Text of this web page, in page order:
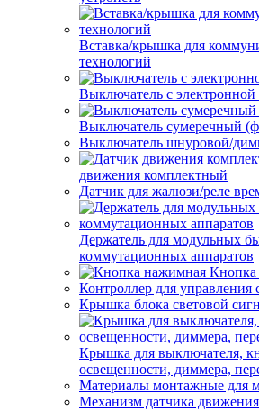
Вставка/крышка для
технологий
Выключатель с
Выключатель сумеречный
Выключатель шнуровой/
движения комплектный
Датчик для жалюзи/реле
Держатель для модульных
коммутационных аппаратов
Контроллер для управления
Крышка блока световой
Крышка для выключателя,
освещенности, диммера,
Материалы монтажные для
Механизм датчика движения